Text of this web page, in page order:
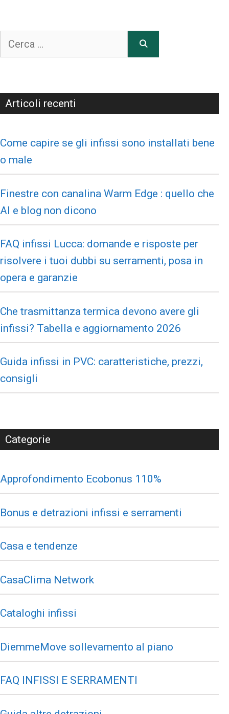
Articoli recenti
Come capire se gli infissi sono installati bene
o male
Finestre con canalina Warm Edge : quello che
AI e blog non dicono
FAQ infissi Lucca: domande e risposte per
risolvere i tuoi dubbi su serramenti, posa in
opera e garanzie
Che trasmittanza termica devono avere gli
infissi? Tabella e aggiornamento 2026
Guida infissi in PVC: caratteristiche, prezzi,
consigli
Categorie
Approfondimento Ecobonus 110%
Bonus e detrazioni infissi e serramenti
Casa e tendenze
CasaClima Network
Cataloghi infissi
DiemmeMove sollevamento al piano
FAQ INFISSI E SERRAMENTI